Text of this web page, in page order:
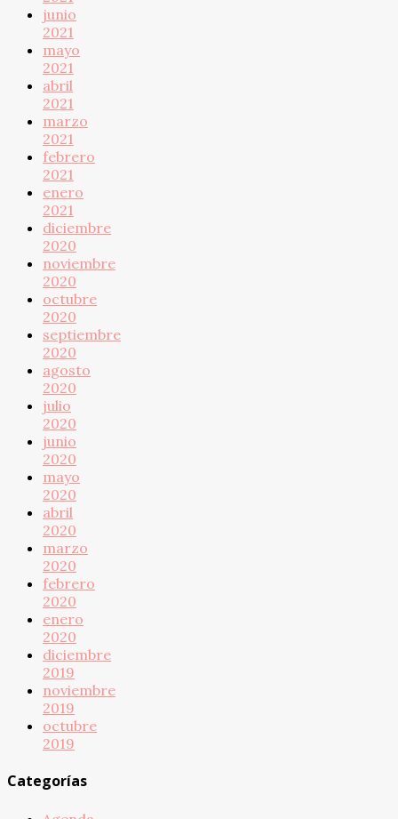
junio
2021
mayo
2021
abril
2021
marzo
2021
febrero
2021
enero
2021
diciembre
2020
noviembre
2020
octubre
2020
septiembre
2020
agosto
2020
julio
2020
junio
2020
mayo
2020
abril
2020
marzo
2020
febrero
2020
enero
2020
diciembre
2019
noviembre
2019
octubre
2019
Categorías